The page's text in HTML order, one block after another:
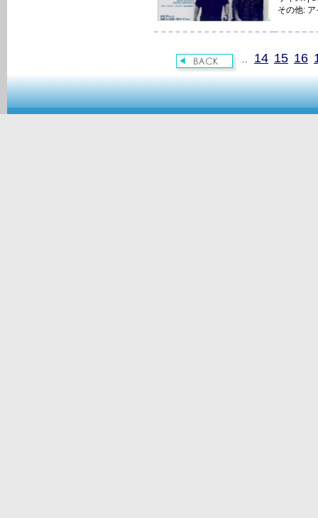
その他: ア
.. 14 15 16